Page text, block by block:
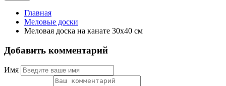
Главная
Меловые доски
Меловая доска на канате 30х40 см
Добавить комментарий
Имя